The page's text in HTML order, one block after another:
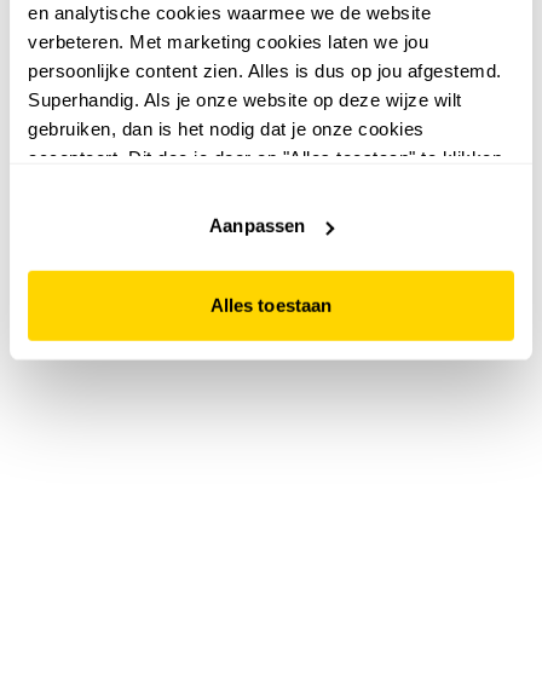
en analytische cookies waarmee we de website
verbeteren. Met marketing cookies laten we jou
persoonlijke content zien. Alles is dus op jou afgestemd.
Superhandig. Als je onze website op deze wijze wilt
gebruiken, dan is het nodig dat je onze cookies
accepteert. Dit doe je door op "Alles toestaan" te klikken.
website niet optimaal functioneert.
Aanpassen
Alles toestaan